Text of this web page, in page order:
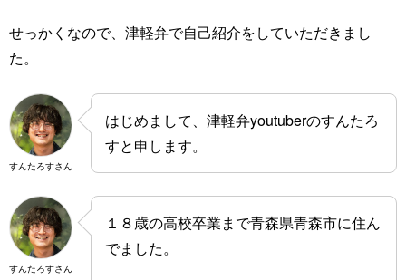
せっかくなので、津軽弁で自己紹介をしていただきまし
た。
すんたろすさん
はじめまして、津軽弁youtuberのすんたろ
すと申します。
すんたろすさん
１８歳の高校卒業まで青森県青森市に住ん
でました。